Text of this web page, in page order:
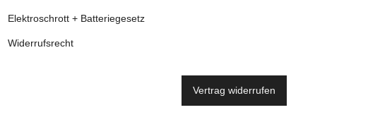
Elektroschrott + Batteriegesetz
Widerrufsrecht
Vertrag widerrufen